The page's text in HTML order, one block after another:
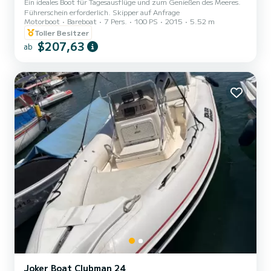
Führerschein erforderlich. Skipper auf Anfrage
Motorboot
Bareboat 7 Pers. 100 PS 2015
5.52 m
Toller Besitzer
ab $207,63
Joker Boat Clubman 24